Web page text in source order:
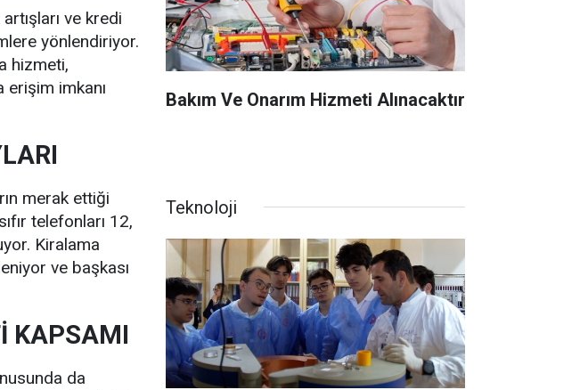
ve kredi
yönlendiriyor.
hizmeti,
erişim imkanı
merak ettiği
telefonları 12,
Kiralama
ve başkası
KAPSAMI
da
Bakım Ve Onarım Hizmeti Alınacaktır
Teknoloji